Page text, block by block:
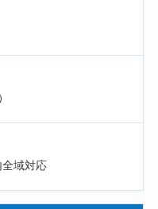
域対応